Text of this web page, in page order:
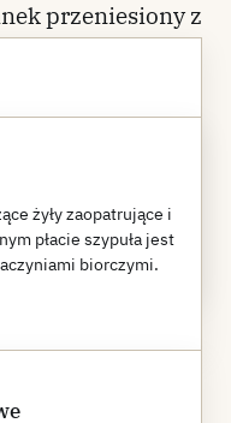
naczyniową,
mikrochirurgicznie
przeniesiony z
ubytku wraz z
żyły zaopatrujące i
płacie szypuła jest
biorczymi.
— które
się pod
z naczyniami
martwy.